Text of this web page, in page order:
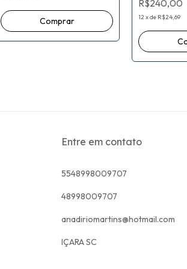
R$240,00
12 xde R$24,69
Entre em contato
5548998009707
48998009707
anadiriomartins@hotmail.com
IÇARA SC